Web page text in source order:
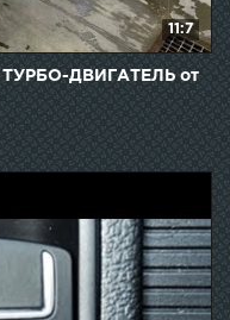
11:7
ДВИГАТЕЛЬ от